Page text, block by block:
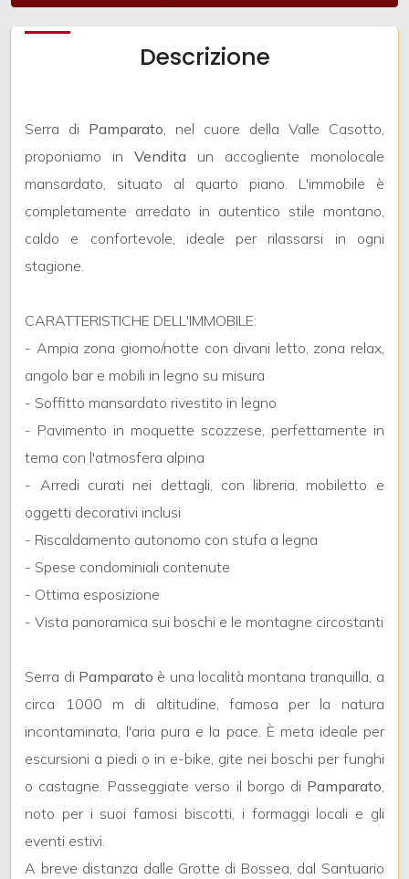
Descrizione
Serra di Pamparato, nel cuore della Valle Casotto,
proponiamo inVendita un accogliente monolocale
mansardato, situato al quarto piano. L'immobile è
completamente arredato in autentico stile montano,
caldo e confortevole, ideale per rilassarsi in ogni
stagione.
CARATTERISTICHE DELL'IMMOBILE:
- Ampia zona giorno/notte con divani letto, zona relax,
angolo bar e mobili in legno su misura
- Soffitto mansardato rivestito in legno
- Pavimento in moquette scozzese, perfettamente in
tema con l'atmosfera alpina
- Arredi curati nei dettagli, con libreria, mobiletto e
oggetti decorativi inclusi
- Riscaldamento autonomo con stufa a legna
- Spese condominiali contenute
- Ottima esposizione
- Vista panoramica sui boschi e le montagne circostanti
Serra di Pamparato è una località montana tranquilla, a
circa 1000 m di altitudine, famosa per la natura
incontaminata, l'aria pura e la pace. È meta ideale per
escursioni a piedi o in e-bike, gite nei boschi per funghi
o castagne. Passeggiate verso il borgo di Pamparato,
noto per i suoi famosi biscotti, i formaggi locali e gli
eventi estivi.
A breve distanza dalle Grotte di Bossea, dal Santuario
Totale
Locali
minimi
1
2
3
4
5
5+
Bagni
minimi
Qualsiasi
1
2